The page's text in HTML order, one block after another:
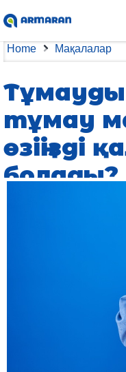
Home Мақалалар
тұмау
өзіңізді
болады?